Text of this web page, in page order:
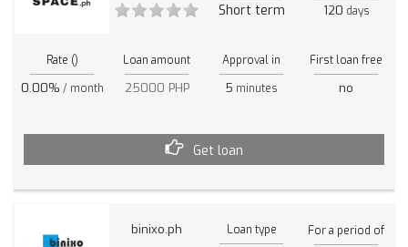
Short term 120 days
Rate ()
0.00% / month
Loan amount
25000 PHP
Approval in
5 minutes
First loan free
no
Get loan
binixo.ph Loan type For a period of